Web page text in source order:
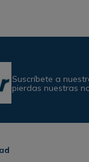
Suscríbete a
pierdas nuestras